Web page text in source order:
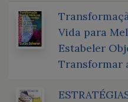
Vida para
Estabeler
Transformar